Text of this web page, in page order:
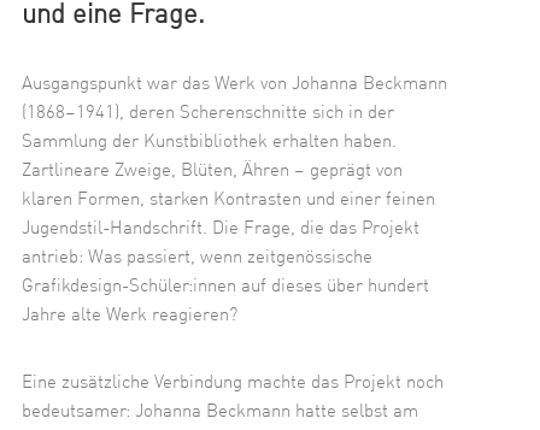
und eine Frage.
Ausgangspunkt war das Werk von Johanna Beckmann
(1868–1941), deren Scherenschnitte sich in der
Sammlung der Kunstbibliothek erhalten haben.
Zartlineare Zweige, Blüten, Ähren – geprägt von
klaren Formen, starken Kontrasten und einer feinen
Jugendstil-Handschrift. Die Frage, die das Projekt
antrieb: Was passiert, wenn zeitgenössische
Grafikdesign-Schüler:innen auf dieses über hundert
Jahre alte Werk reagieren?
Eine zusätzliche Verbindung machte das Projekt noch
bedeutsamer: Johanna Beckmann hatte selbst am